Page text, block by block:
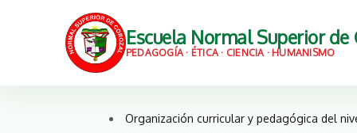
Organización curricular y pedagógica del
Escuela Normal Superior de
PEDAGOGÍA · ÉTICA · CIENCIA · HUMANISMO